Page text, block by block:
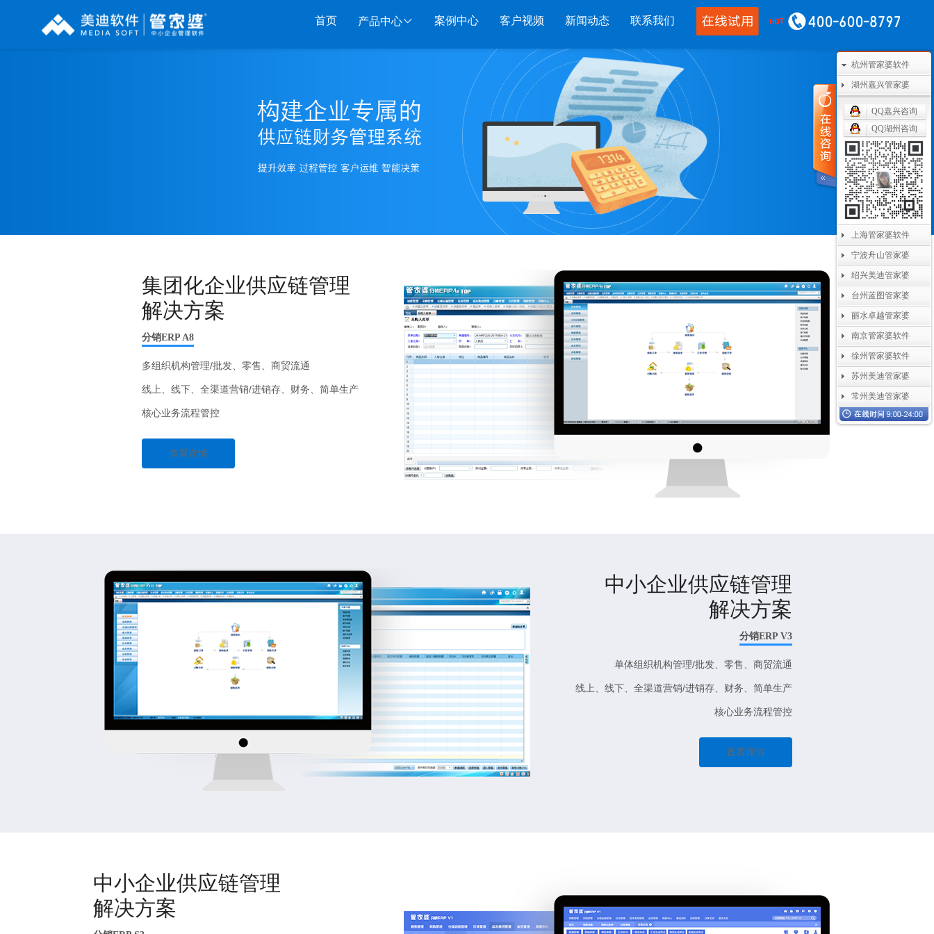
首页 产品中心
管家婆熊掌柜 管家婆财务版
管家婆分销ERP S3 管家婆服装net
千方百剂医药药械
管家婆汽配汽修
管家婆母婴用品
管家婆皮革布匹
电子商务
管家婆全渠道
SAAS
管家婆云ERP
管家婆订货易
管家婆易会员
有赞商城O2O
SAAS
物联通客户通
移动应用
管家婆物联通手机
物联通WMS
手持开单PDA
物联通果易
美迪数据通
管家婆掌上工厂
管家婆协同CRM
腾讯企业微信
阿里钉钉
管家婆天通眼
任我行指掌天下
其他产品
管家婆开票通
美迪设备数采
管家婆二次开发
管家婆支付通
管家婆云平台
美迪MES系统
管家婆服务通
案例中心 客户视频 新闻动态 联系我们
集团化企业供应链管理
解决方案
分销ERP A8
多组织机构管理/批发、零售、商贸流通
线上、线下、全渠道营销/进销存、财务、简单生产
核心业务流程管控
查看详情
中小企业供应链管理
解决方案
分销ERP V3
单体组织机构管理/批发、零售、商贸流通
线上、线下、全渠道营销/进销存、财务、简单生产
核心业务流程管控
查看详情
中小企业供应链管理
解决方案
杭州管家婆软件
湖州嘉兴管家婆
QQ嘉兴咨询
QQ湖州咨询
上海管家婆软件
宁波舟山管家婆
绍兴美迪管家婆
台州蓝图管家婆
丽水卓越管家婆
南京管家婆软件
徐州管家婆软件
苏州美迪管家婆
常州美迪管家婆